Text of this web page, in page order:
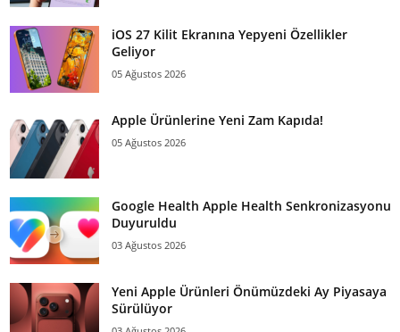
iOS 27 Kilit Ekranına Yepyeni Özellikler
Geliyor
05 Ağustos 2026
Apple Ürünlerine Yeni Zam Kapıda!
05 Ağustos 2026
Google Health Apple Health Senkronizasyonu
Duyuruldu
03 Ağustos 2026
Yeni Apple Ürünleri Önümüzdeki Ay Piyasaya
Sürülüyor